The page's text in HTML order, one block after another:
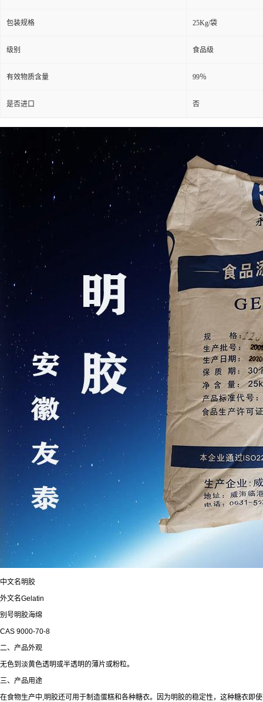
包装规格 25Kg/袋
级别 食品级
有效物质含量 99％
是否进口 否
中文名明胶
外文名Gelatin
别号明胶海绵
CAS 9000-70-8
二、产品外观
无色到淡黄色透明或半透明的薄片或粉粒。
三、产品用途
在食物生产中,明胶还可用于制造蛋糕和各种糖衣。因为明胶的稳定性，这种糖衣即